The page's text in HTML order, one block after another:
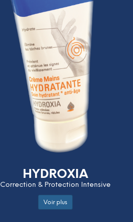
HYDROXIA
Correction & Protection Intensive
Voir plus